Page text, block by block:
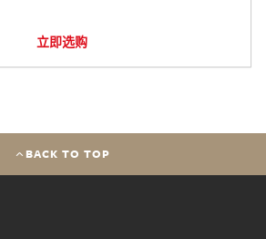
立即选购
BACK TO TOP